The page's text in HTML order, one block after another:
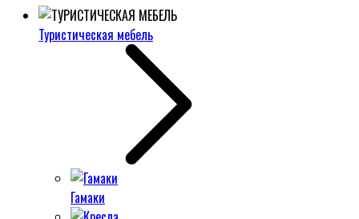
Туристическая мебель
Гамаки